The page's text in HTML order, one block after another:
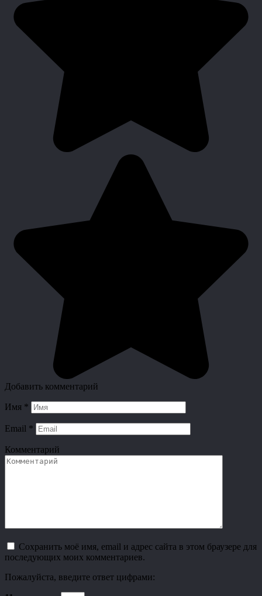
Добавить комментарий
Имя *
Email *
Комментарий
Сохранить моё имя, email и адрес сайта в этом браузере для
последующих моих комментариев.
Пожалуйста, введите ответ цифрами: